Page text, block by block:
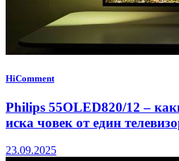
HiComment
Philips 55OLED820/12 –
иска човек от един
23.09.2025